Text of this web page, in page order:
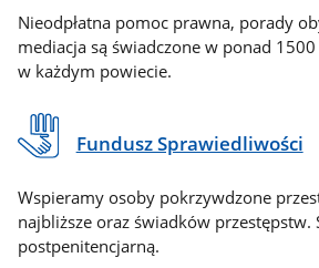
Nieodpłatna pomoc prawna, porady
mediacja są świadczone w ponad
w każdym powiecie.
Fundusz Sprawiedliwości
Wspieramy osoby pokrzywdzone
najbliższe oraz świadków przestępstw.
postpenitencjarną.